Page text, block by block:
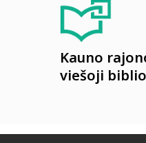
Kauno
viešoji